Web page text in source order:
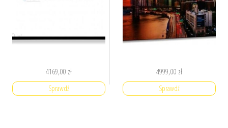
4169,00 zł
Sprawdź
4999,00 zł
Sprawdź